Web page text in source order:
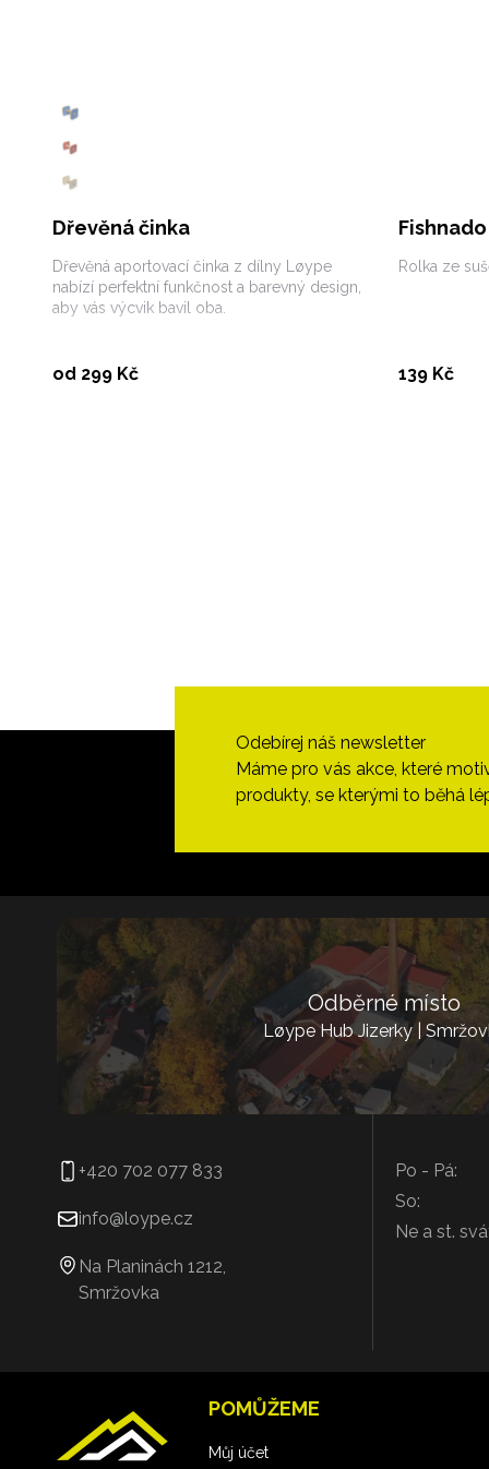
Dřevěná činka
Dřevěná aportovací činka z dílny Løype
nabízí perfektní funkčnost a barevný design,
aby vás výcvik bavil oba.
od 299 Kč
Rolka ze
139 Kč
Odebírej náš newsletter
Máme pro vás akce, které
produkty, se kterými to běhá
Odběrné místo
Løype Hub Jizerky |
+420 702 077 833
info@loype.cz
Na Planinách 1212,
Smržovka
Po - Pá:
So:
Ne a st.
POMŮŽEME
Můj účet